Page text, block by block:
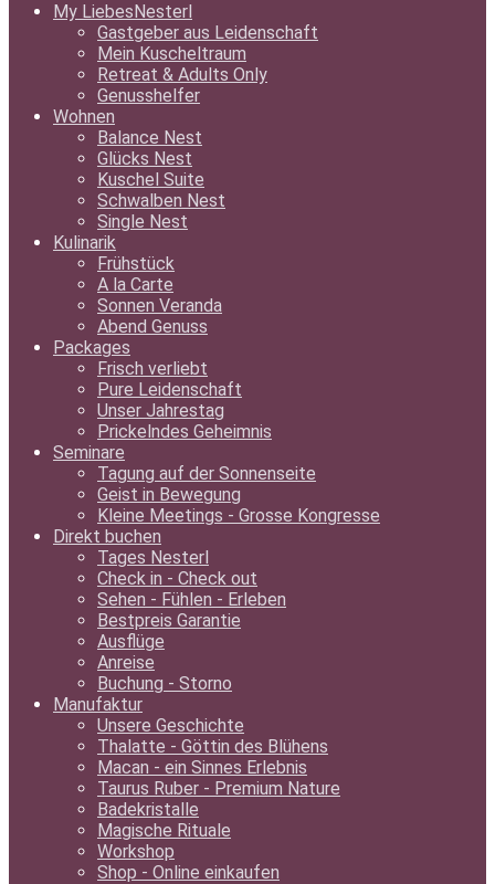
My LiebesNesterl
Gastgeber aus Leidenschaft
Mein Kuscheltraum
Retreat & Adults Only
Genusshelfer
Wohnen
Balance Nest
Glücks Nest
Kuschel Suite
Schwalben Nest
Single Nest
Kulinarik
Frühstück
A la Carte
Sonnen Veranda
Abend Genuss
Packages
Frisch verliebt
Pure Leidenschaft
Unser Jahrestag
Prickelndes Geheimnis
Seminare
Tagung auf der Sonnenseite
Geist in Bewegung
Kleine Meetings - Grosse Kongresse
Direkt buchen
Tages Nesterl
Check in - Check out
Sehen - Fühlen - Erleben
Bestpreis Garantie
Ausflüge
Anreise
Buchung - Storno
Manufaktur
Unsere Geschichte
Thalatte - Göttin des Blühens
Macan - ein Sinnes Erlebnis
Taurus Ruber - Premium Nature
Badekristalle
Magische Rituale
Workshop
Shop - Online einkaufen